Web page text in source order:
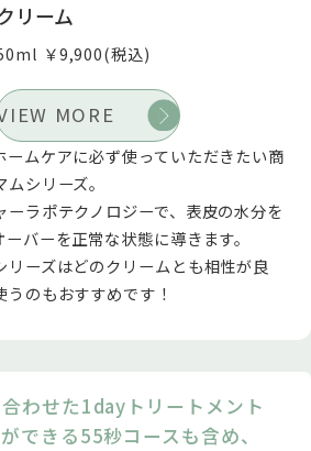
リーム
￥9,900(税込)
MORE
ームケアに必ず使っていただきたい商
シリーズ。
ラポテクノロジーで、表皮の水分を
バーを正常な状態に導きます。
リーズはどのクリームとも相性が良
のもおすすめです！
わせた1dayトリートメント
できる55秒コースも含め、